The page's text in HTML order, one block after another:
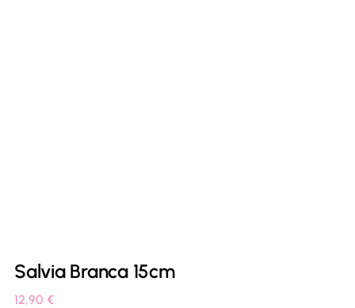
Salvia Branca 15cm
12,90 €